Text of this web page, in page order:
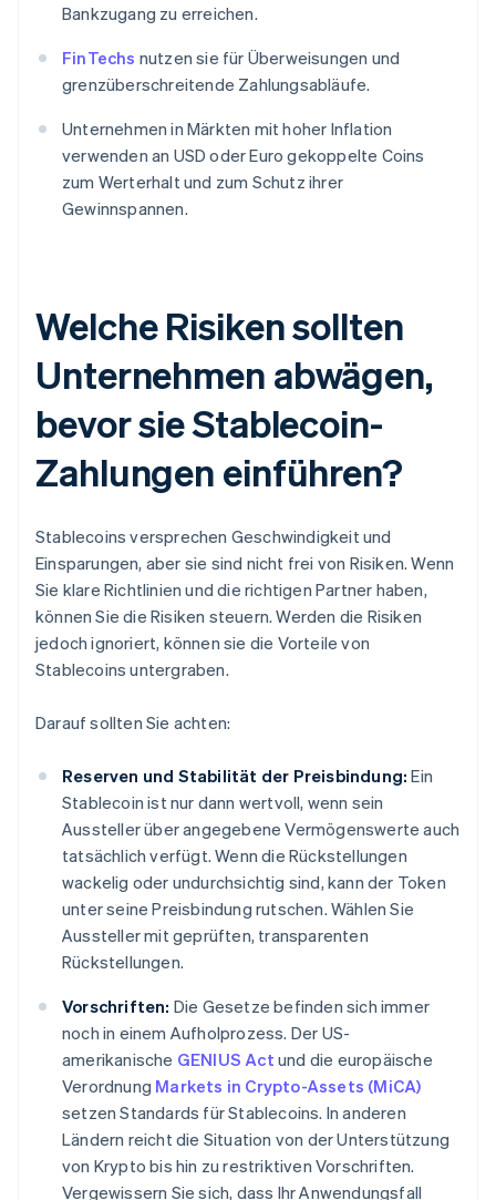
Bankzugang zu erreichen.
FinTechs nutzen sie für Überweisungen und
grenzüberschreitende Zahlungsabläufe.
Unternehmen in Märkten mit hoher Inflation
verwenden an USD oder Euro gekoppelte Coins
zum Werterhalt und zum Schutz ihrer
Gewinnspannen.
Welche Risiken sollten
Unternehmen abwägen,
bevor sie Stablecoin-
Zahlungen einführen?
Stablecoins versprechen Geschwindigkeit und
Einsparungen, aber sie sind nicht frei von Risiken. Wenn
Sie klare Richtlinien und die richtigen Partner haben,
können Sie die Risiken steuern. Werden die Risiken
jedoch ignoriert, können sie die Vorteile von
Stablecoins untergraben.
Darauf sollten Sie achten:
Reserven und Stabilität der Preisbindung: Ein
Stablecoin ist nur dann wertvoll, wenn sein
Aussteller über angegebene Vermögenswerte auch
tatsächlich verfügt. Wenn die Rückstellungen
wackelig oder undurchsichtig sind, kann der Token
unter seine Preisbindung rutschen. Wählen Sie
Aussteller mit geprüften, transparenten
Rückstellungen.
Vorschriften: Die Gesetze befinden sich immer
noch in einem Aufholprozess. Der US-
amerikanische GENIUS Act und die europäische
Verordnung Markets in Crypto-Assets (MiCA)
setzen Standards für Stablecoins. In anderen
Ländern reicht die Situation von der Unterstützung
von Krypto bis hin zu restriktiven Vorschriften.
Vergewissern Sie sich, dass Ihr Anwendungsfall